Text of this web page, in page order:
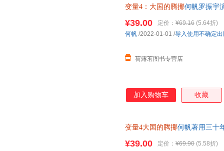
变量4：大国的腾挪何帆罗振宇
¥39.00 定价： ¥69.16 (5.64折)
荷露茗图书专营店
何帆 /2022-01-01 /导入使用不确定
加入购物车 收藏
变量4大国的腾挪何帆著用三十
科学小说文学动漫/幽默育儿早
¥39.00 定价： ¥69.90 (5.58折)